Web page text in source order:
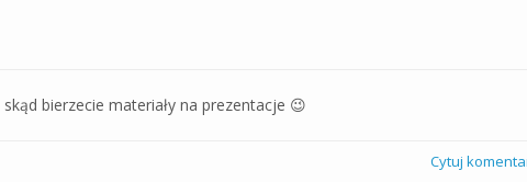
bierzecie materiały na prezentacje 😉
Cytuj